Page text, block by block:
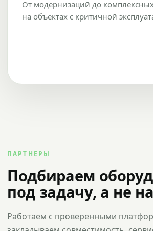
От модернизаций до
на объектах с критичной
ПАРТНЕРЫ
Подбираем
под задачу, а не
Работаем с проверенными